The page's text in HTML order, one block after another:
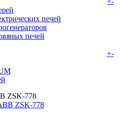
печей
печей
+-
ZSK-778